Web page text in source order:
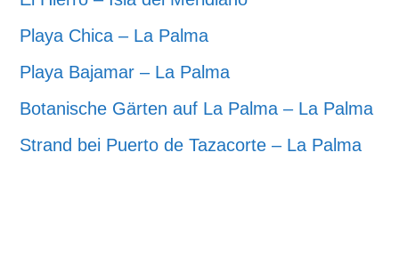
Playa Chica – La Palma
Playa Bajamar – La Palma
Botanische Gärten auf La Palma – La Palma
Strand bei Puerto de Tazacorte – La Palma